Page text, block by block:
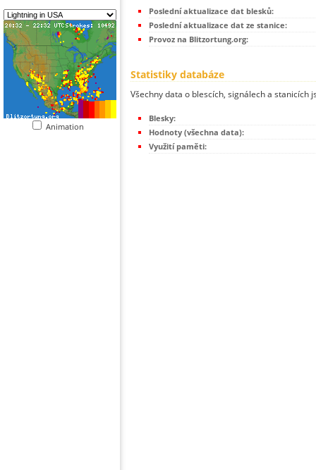
Animation
Poslední aktualizace dat blesků:
Poslední aktualizace dat ze stanice:
Provoz na Blitzortung.org:
Statistiky databáze
Všechny data o blescích, signálech a
Blesky:
Hodnoty (všechna data):
Využití paměti: